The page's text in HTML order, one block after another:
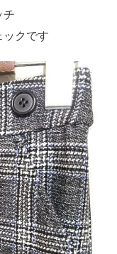
チ
ックです